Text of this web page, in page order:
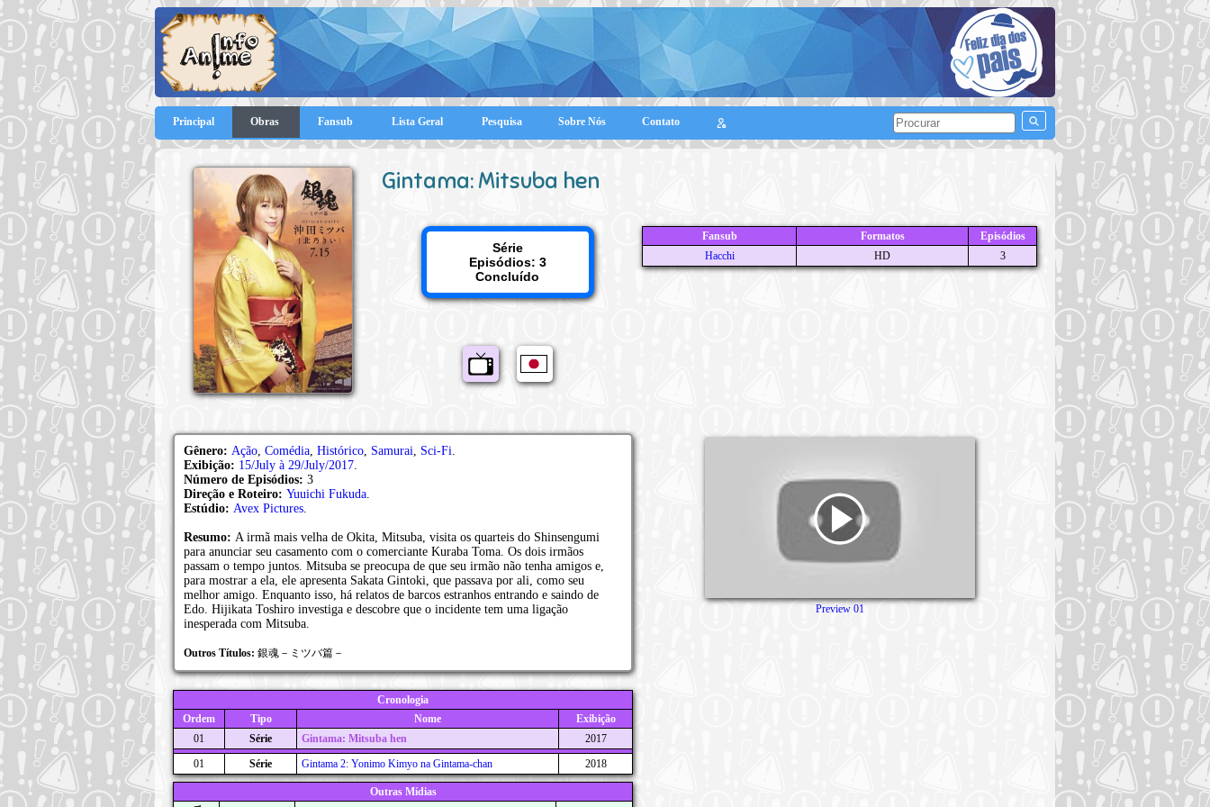
Principal Obras Fansub Lista Geral Pesquisa Sobre Nós Contato
Gintama: Mitsuba hen
Série
Episódios: 3
Concluído
Fansub Formatos
Episódios
Hacchi
HD 3
Gênero: Ação, Comédia, Histórico, Samurai, Sci-Fi.
Exibição: 15/July à 29/July/2017.
Número de Episódios: 3
Direção e Roteiro: Yuuichi Fukuda.
Estúdio: Avex Pictures.
Resumo: A irmã mais velha de Okita, Mitsuba, visita os quarteis do Shinsengumi
para anunciar seu casamento com o comerciante Kuraba Toma. Os dois irmãos
passam o tempo juntos. Mitsuba se preocupa de que seu irmão não tenha amigos e,
para mostrar a ela, ele apresenta Sakata Gintoki, que passava por ali, como seu
melhor amigo. Enquanto isso, há relatos de barcos estranhos entrando e saindo de
Edo. Hijikata Toshiro investiga e descobre que o incidente tem uma ligação
inesperada com Mitsuba.
Outros Títulos: 銀魂－ミツバ篇－
Cronologia
Ordem
Tipo Nome
Exibição
01
Série Gintama: Mitsuba hen
2017
01
Série Gintama 2: Yonimo Kimyo na Gintama-chan 2018
Outras Mídias
Preview 01